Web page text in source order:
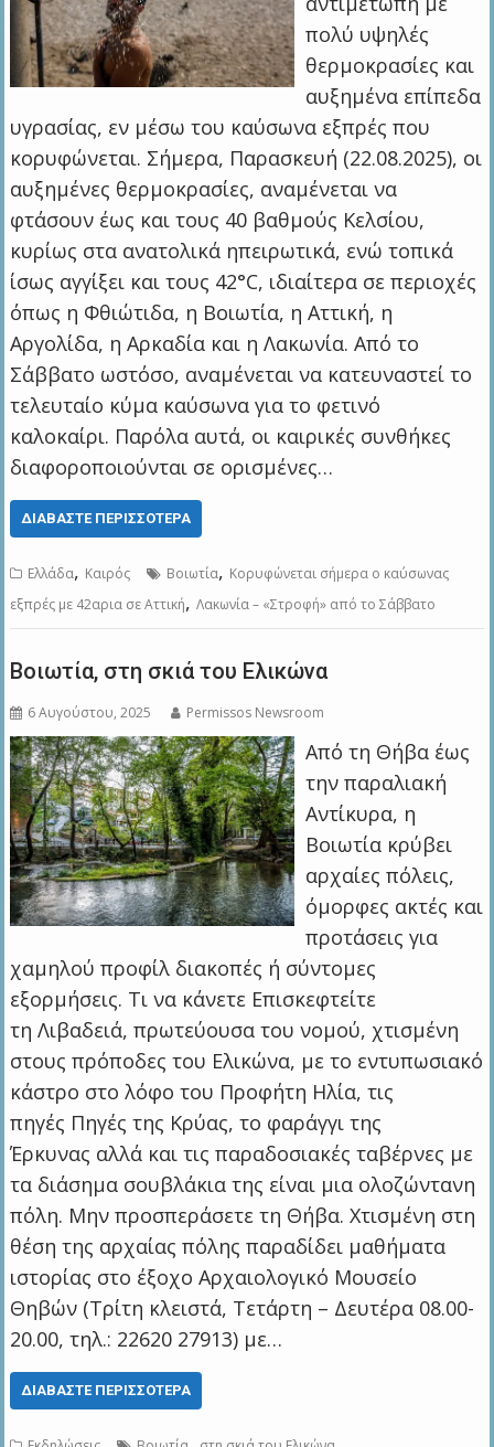
πολύ υψηλές
θερμοκρασίες και
αυξημένα επίπεδα
υγρασίας, εν μέσω του καύσωνα εξπρές που
κορυφώνεται. Σήμερα, Παρασκευή (22.08.2025), οι
αυξημένες θερμοκρασίες, αναμένεται να
φτάσουν έως και τους 40 βαθμούς Κελσίου,
κυρίως στα ανατολικά ηπειρωτικά, ενώ τοπικά
ίσως αγγίξει και τους 42°C, ιδιαίτερα σε περιοχές
όπως η Φθιώτιδα, η Βοιωτία, η Αττική, η
Αργολίδα, η Αρκαδία και η Λακωνία. Από το
Σάββατο ωστόσο, αναμένεται να κατευναστεί το
τελευταίο κύμα καύσωνα για το φετινό
καλοκαίρι. Παρόλα αυτά, οι καιρικές συνθήκες
διαφοροποιούνται σε ορισμένες…
ΔΙΑΒΆΣΤΕ ΠΕΡΙΣΣΌΤΕΡΑ
Ελλάδα, Καιρός Βοιωτία, Κορυφώνεται σήμερα ο καύσωνας
εξπρές με 42αρια σε Αττική,Λακωνία – «Στροφή» από το Σάββατο
Βοιωτία, στη σκιά του Ελικώνα
6 Αυγούστου, 2025 Permissos Newsroom
Από τη Θήβα έως
την παραλιακή
Αντίκυρα, η
Βοιωτία κρύβει
αρχαίες πόλεις,
όμορφες ακτές και
προτάσεις για
χαμηλού προφίλ διακοπές ή σύντομες
εξορμήσεις. Τι να κάνετε Επισκεφτείτε
τη Λιβαδειά, πρωτεύουσα του νομού, χτισμένη
στους πρόποδες του Ελικώνα, με το εντυπωσιακό
κάστρο στο λόφο του Προφήτη Ηλία, τις
πηγές Πηγές της Κρύας, το φαράγγι της
Έρκυνας αλλά και τις παραδοσιακές ταβέρνες με
τα διάσημα σουβλάκια της είναι μια ολοζώντανη
πόλη. Μην προσπεράσετε τη Θήβα. Χτισμένη στη
θέση της αρχαίας πόλης παραδίδει μαθήματα
ιστορίας στο έξοχο Αρχαιολογικό Μουσείο
Θηβών (Τρίτη κλειστά, Τετάρτη – Δευτέρα 08.00-
20.00, τηλ.: 22620 27913) με…
ΔΙΑΒΆΣΤΕ ΠΕΡΙΣΣΌΤΕΡΑ